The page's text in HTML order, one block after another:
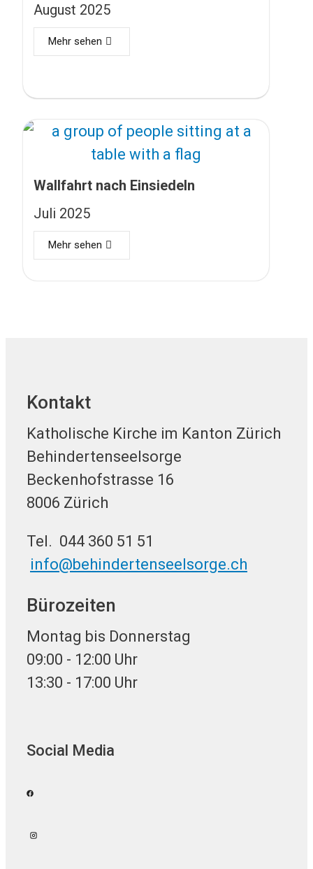
August 2025
Mehr sehen
Wallfahrt nach Einsiedeln
Juli 2025
Mehr sehen
Kontakt
Katholische Kirche im Kanton Zürich
Behindertenseelsorge
Beckenhofstrasse 16
8006 Zürich
Tel. 044 360 51 51
info@behindertenseelsorge.ch
Bürozeiten
Montag bis Donnerstag
09:00 - 12:00 Uhr
13:30 - 17:00 Uhr
Social Media